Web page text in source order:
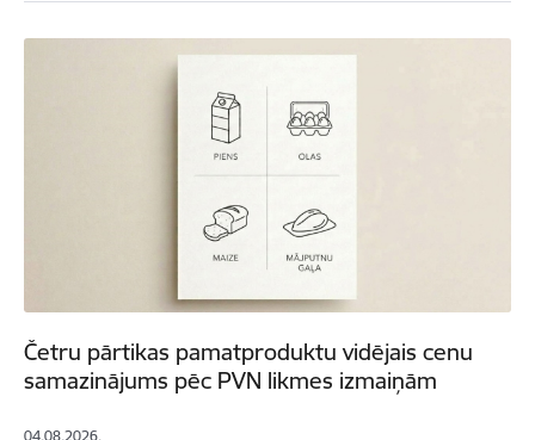
Četru pārtikas pamatproduktu vidējais cenu
samazinājums pēc PVN likmes izmaiņām
04.08.2026.